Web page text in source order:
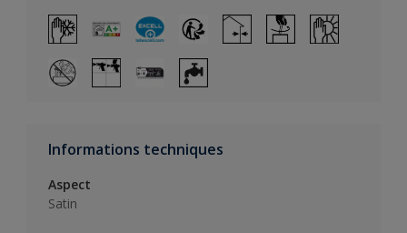
Informations techniques
Aspect
Satin